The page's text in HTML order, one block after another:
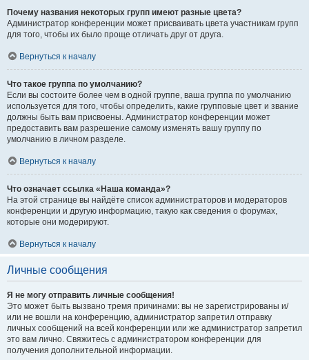
Почему названия некоторых групп имеют разные цвета?
Администратор конференции может присваивать цвета участникам групп
для того, чтобы их было проще отличать друг от друга.
Вернуться к началу
Что такое группа по умолчанию?
Если вы состоите более чем в одной группе, ваша группа по умолчанию
используется для того, чтобы определить, какие групповые цвет и звание
должны быть вам присвоены. Администратор конференции может
предоставить вам разрешение самому изменять вашу группу по
умолчанию в личном разделе.
Вернуться к началу
Что означает ссылка «Наша команда»?
На этой странице вы найдёте список администраторов и модераторов
конференции и другую информацию, такую как сведения о форумах,
которые они модерируют.
Вернуться к началу
Личные сообщения
Я не могу отправить личные сообщения!
Это может быть вызвано тремя причинами: вы не зарегистрированы и/
или не вошли на конференцию, администратор запретил отправку
личных сообщений на всей конференции или же администратор запретил
это вам лично. Свяжитесь с администратором конференции для
получения дополнительной информации.